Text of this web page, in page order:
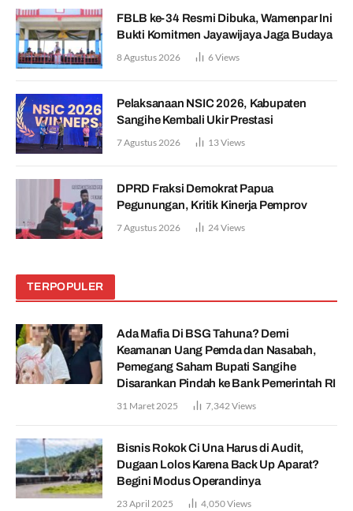
FBLB ke-34 Resmi Dibuka, Wamenpar Ini
Bukti Komitmen Jayawijaya Jaga Budaya
8 Agustus 2026 6Views
Pelaksanaan NSIC 2026, Kabupaten
Sangihe Kembali Ukir Prestasi
7 Agustus 2026 13Views
DPRD Fraksi Demokrat Papua
Pegunungan, Kritik Kinerja Pemprov
7 Agustus 2026 24Views
TERPOPULER
Ada Mafia Di BSG Tahuna? Demi
Keamanan Uang Pemda dan Nasabah,
Pemegang Saham Bupati Sangihe
Disarankan Pindah ke Bank Pemerintah RI
31 Maret 2025 7,342Views
Bisnis Rokok Ci Una Harus di Audit,
Dugaan Lolos Karena Back Up Aparat?
Begini Modus Operandinya
23 April 2025 4,050Views